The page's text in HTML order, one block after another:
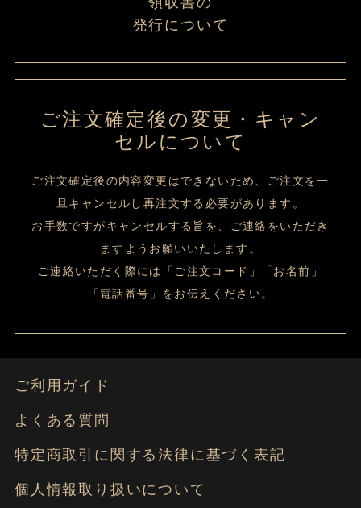
発行について
ご注文確定後の変更・キャン
セルについて
ご注文確定後の内容変更はできないため、ご注文を一
旦キャンセルし再注文する必要があります。
お手数ですがキャンセルする旨を、ご連絡をいただき
ますようお願いいたします。
ご連絡いただく際には「ご注文コード」「お名前」
「電話番号」をお伝えください。
ご利用ガイド
よくある質問
特定商取引に関する法律に基づく表記
個人情報取り扱いについて